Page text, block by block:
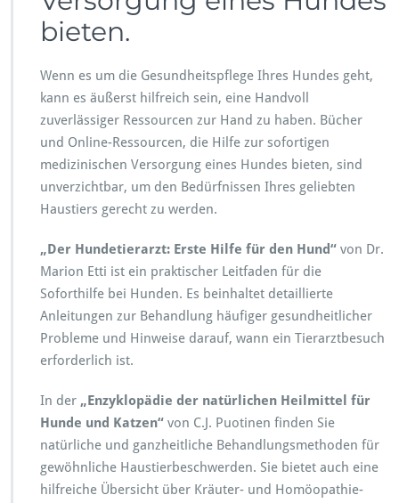
bieten.
Wenn es um die Gesundheitspflege Ihres Hundes geht,
kann es äußerst hilfreich sein, eine Handvoll
zuverlässiger Ressourcen zur Hand zu haben. Bücher
und Online-Ressourcen, die Hilfe zur sofortigen
medizinischen Versorgung eines Hundes bieten, sind
unverzichtbar, um den Bedürfnissen Ihres geliebten
Haustiers gerecht zu werden.
„Der Hundetierarzt: Erste Hilfe für den Hund“ von Dr.
Marion Etti ist ein praktischer Leitfaden für die
Soforthilfe bei Hunden. Es beinhaltet detaillierte
Anleitungen zur Behandlung häufiger gesundheitlicher
Probleme und Hinweise darauf, wann ein Tierarztbesuch
erforderlich ist.
In der „Enzyklopädie der natürlichen Heilmittel für
Hunde und Katzen“ von C.J. Puotinen finden Sie
natürliche und ganzheitliche Behandlungsmethoden für
gewöhnliche Haustierbeschwerden. Sie bietet auch eine
hilfreiche Übersicht über Kräuter- und Homöopathie-